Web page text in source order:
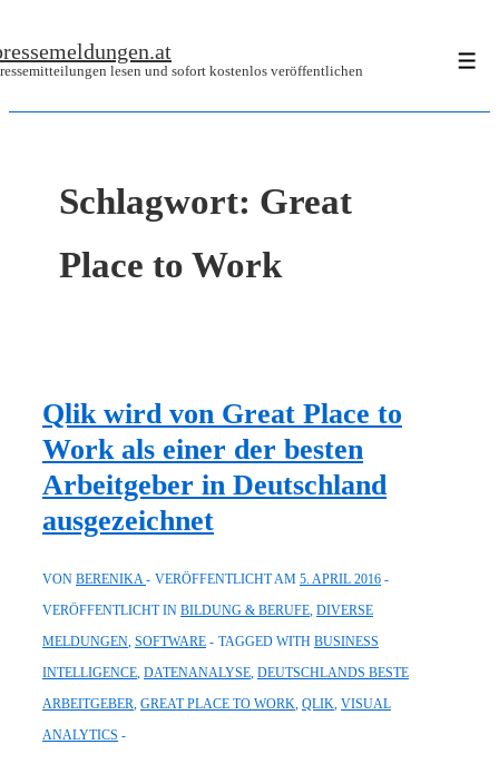
Zum
lesen und sofort kostenlos veröffentlichen
Schlagwort: Great
Place to Work
Qlik wird von Great Place to
Work als einer der besten
Arbeitgeber in Deutschland
ausgezeichnet
VON BERENIKA VERÖFFENTLICHT AM 5. APRIL 2016
VERÖFFENTLICHT IN BILDUNG & BERUFE, DIVERSE
MELDUNGEN, SOFTWARE TAGGED WITH BUSINESS
INTELLIGENCE, DATENANALYSE, DEUTSCHLANDS BESTE
ARBEITGEBER, GREAT PLACE TO WORK, QLIK, VISUAL
ANALYTICS